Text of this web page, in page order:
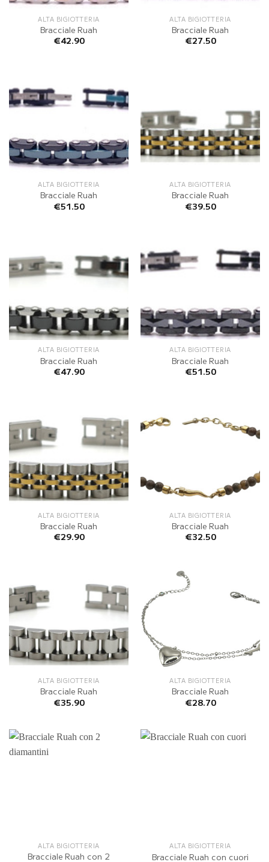
ALTA BIGIOTTERIA
Bracciale Ruah
€42.90
ALTA BIGIOTTERIA
Bracciale Ruah
€27.50
ALTA BIGIOTTERIA
Bracciale Ruah
€51.50
ALTA BIGIOTTERIA
Bracciale Ruah
€39.50
ALTA BIGIOTTERIA
Bracciale Ruah
€47.90
ALTA BIGIOTTERIA
Bracciale Ruah
€51.50
ALTA BIGIOTTERIA
Bracciale Ruah
€29.90
ALTA BIGIOTTERIA
Bracciale Ruah
€32.50
ALTA BIGIOTTERIA
Bracciale Ruah
€35.90
ALTA BIGIOTTERIA
Bracciale Ruah
€28.70
ALTA BIGIOTTERIA
Bracciale Ruah con 2
ALTA BIGIOTTERIA
Bracciale Ruah con cuori